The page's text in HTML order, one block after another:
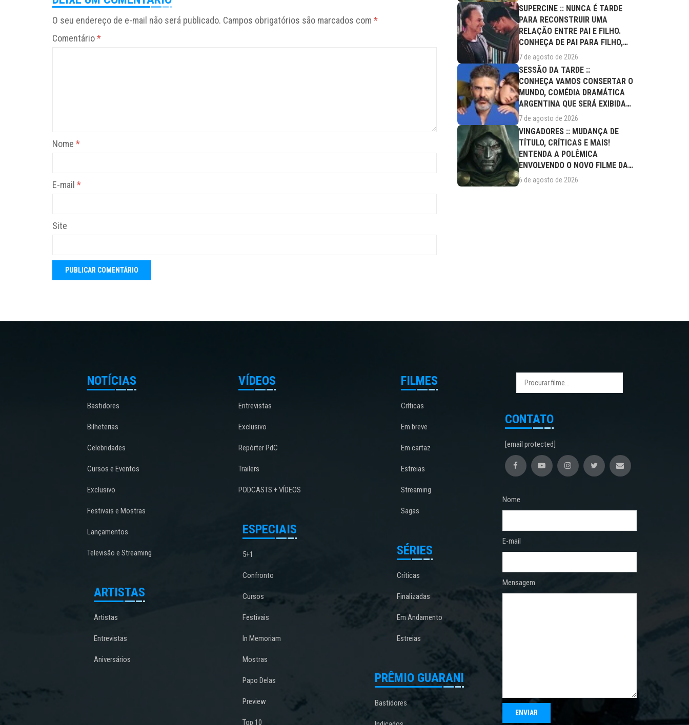
O seu endereço de e-mail não será publicado. Campos obrigatórios são marcados com *
Comentário*
Nome *
E-mail *
Site
SUPERCINE :: NUNCA É TARDE
PARA RECONSTRUIR UMA
RELAÇÃO ENTRE PAI E FILHO.
CONHEÇA DE PAI PARA FILHO,
FILME DESTE...
7 de agosto de 2026
SESSÃO DA TARDE ::
CONHEÇA VAMOS CONSERTAR O
MUNDO, COMÉDIA DRAMÁTICA
ARGENTINA QUE SERÁ EXIBIDA
NESTA SEXTA (07/08)
7 de agosto de 2026
VINGADORES :: MUDANÇA DE
TÍTULO, CRÍTICAS E MAIS!
ENTENDA A POLÊMICA
ENVOLVENDO O NOVO FILME DA
MARVEL
6 de agosto de 2026
NOTÍCIAS
Bastidores
Bilheterias
Celebridades
Cursos e Eventos
Exclusivo
Festivais e Mostras
Lançamentos
Televisão e Streaming
ARTISTAS
Artistas
Entrevistas
Aniversários
VÍDEOS
Entrevistas
Exclusivo
Repórter PdC
Trailers
PODCASTS + VÍDEOS
ESPECIAIS
5+1
Confronto
Cursos
Festivais
In Memoriam
Mostras
Papo Delas
Preview
Top 10
FILMES
Críticas
Em breve
Em cartaz
Estreias
Streaming
Sagas
SÉRIES
Críticas
Finalizadas
Em Andamento
Estreias
PRÊMIO GUARANI
Bastidores
CONTATO
[email protected]
Nome
E-mail
Mensagem